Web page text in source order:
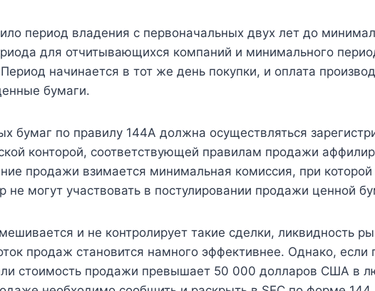
период владения с первоначальных двух лет до
для отчитывающихся компаний и минимального
начинается в тот же день покупки, и оплата
бумаги.
бумаг по правилу 144A должна осуществляться
конторой, соответствующей правилам продажи
продажи взимается минимальная комиссия, при которой
не могут участвовать в постулировании продажи ценной
и не контролирует такие сделки, ликвидность
продаж становится намного эффективнее. Однако, если
стоимость продажи превышает 50 000 долларов США в